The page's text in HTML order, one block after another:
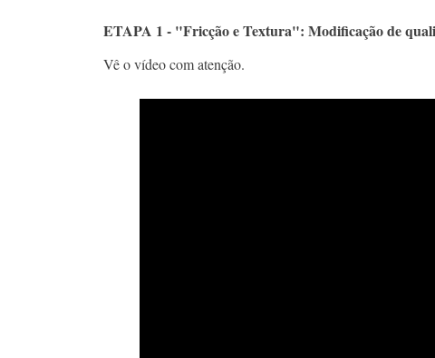
ETAPA 1 - "Fricção e Textura": Modificação de
Vê o vídeo com atenção.